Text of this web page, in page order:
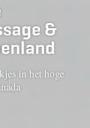
&
in het hoge